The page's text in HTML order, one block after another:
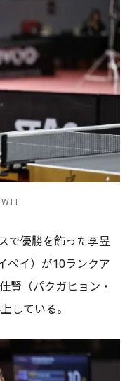
で優勝を飾った李昱
ペイ）が10ランクア
賢（パクガヒョン・
している。